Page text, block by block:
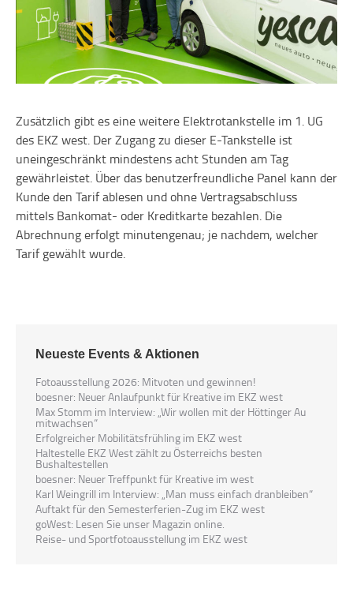
Zusätzlich gibt es eine weitere Elektrotankstelle im 1. UG
des EKZ west. Der Zugang zu dieser E-Tankstelle ist
uneingeschränkt mindestens acht Stunden am Tag
gewährleistet. Über das benutzerfreundliche Panel kann der
Kunde den Tarif ablesen und ohne Vertragsabschluss
mittels Bankomat- oder Kreditkarte bezahlen. Die
Abrechnung erfolgt minutengenau; je nachdem, welcher
Tarif gewählt wurde.
Neueste Events & Aktionen
Fotoausstellung 2026: Mitvoten und gewinnen!
boesner: Neuer Anlaufpunkt für Kreative im EKZ west
Max Stomm im Interview: „Wir wollen mit der Höttinger Au
mitwachsen“
Erfolgreicher Mobilitätsfrühling im EKZ west
Haltestelle EKZ West zählt zu Österreichs besten
Bushaltestellen
boesner: Neuer Treffpunkt für Kreative im west
Karl Weingrill im Interview: „Man muss einfach dranbleiben“
Auftakt für den Semesterferien-Zug im EKZ west
goWest: Lesen Sie unser Magazin online.
Reise- und Sportfotoausstellung im EKZ west